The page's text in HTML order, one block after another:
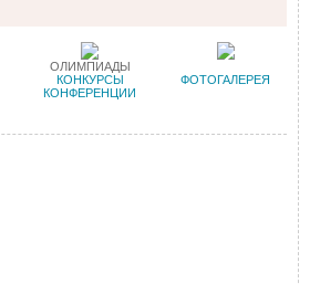
ОЛИМПИАДЫ
КОНКУРСЫ
КОНФЕРЕНЦИИ
ФОТОГАЛЕРЕЯ